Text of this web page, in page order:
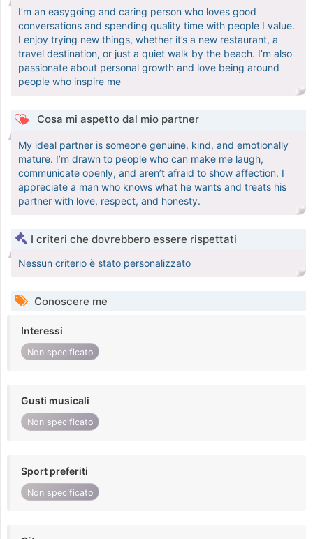
I’m an easygoing and caring person who loves good
conversations and spending quality time with people I value.
I enjoy trying new things, whether it’s a new restaurant, a
travel destination, or just a quiet walk by the beach. I’m also
passionate about personal growth and love being around
people who inspire me
Cosa mi aspetto dal mio partner
My ideal partner is someone genuine, kind, and emotionally
mature. I’m drawn to people who can make me laugh,
communicate openly, and aren’t afraid to show affection. I
appreciate a man who knows what he wants and treats his
partner with love, respect, and honesty.
I criteri che dovrebbero essere rispettati
Nessun criterio è stato personalizzato
Conoscere me
Interessi
Non specificato
Gusti musicali
Non specificato
Sport preferiti
Non specificato